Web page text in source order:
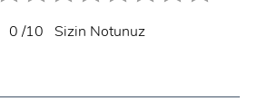
0/10 Sizin Notunuz